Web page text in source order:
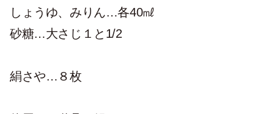
しょうゆ、みりん…各40㎖
砂糖…大さじ１と1/2
絹さや…８枚